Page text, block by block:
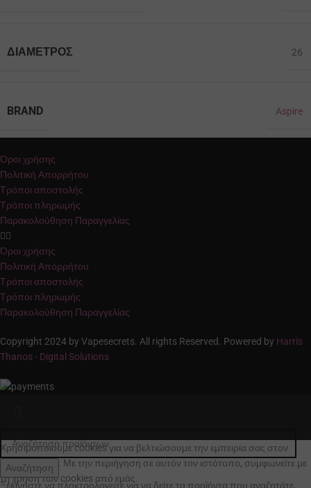
ΔΙΆΜΕΤΡΟΣ 26
BRAND Aspire
Όροι χρήσης
Πολιτική Απορρήτου
Τρόποι αποστολής
Τρόποι πληρωμής
Παρακολούθηση Παραγγελίας
Όροι χρήσης
Πολιτική Απορρήτου
Τρόποι αποστολής
Τρόποι πληρωμής
Παρακολούθηση Παραγγελίας
Copyright 2024 by Vapesecrets. All rights Reserved. Powered by Harris
Thanos - Digital Solutions
Αναζήτηση
Ξεκινήστε να πληκτρολογείτε για να δείτε τα προϊόντα που αναζητάτε.
Χρησιμοποιούμε cookies για να βελτιώσουμε την εμπειρία σας στον
ιστότοπό μας. Με την περιήγηση σε αυτόν τον ιστότοπο, συμφωνείτε με
τη χρήση των cookies από εμάς.